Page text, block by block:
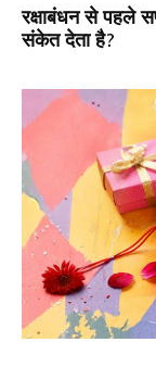
रक्षाबंधन से पहले
संकेत देता है?